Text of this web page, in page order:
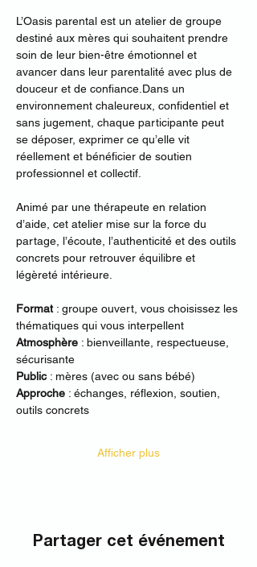
L’Oasis parental est un atelier de groupe
destiné aux mères qui souhaitent prendre
soin de leur bien-être émotionnel et
avancer dans leur parentalité avec plus de
douceur et de confiance.Dans un
environnement chaleureux, confidentiel et
sans jugement, chaque participante peut
se déposer, exprimer ce qu’elle vit
réellement et bénéficier de soutien
professionnel et collectif.
Animé par une thérapeute en relation
d’aide, cet atelier mise sur la force du
partage, l’écoute, l’authenticité et des outils
concrets pour retrouver équilibre et
légèreté intérieure.
Format : groupe ouvert, vous choisissez les
thématiques qui vous interpellent
Atmosphère : bienveillante, respectueuse,
sécurisante
Public : mères (avec ou sans bébé)
Approche : échanges, réflexion, soutien,
outils concrets
Afficher plus
Partager cet événement